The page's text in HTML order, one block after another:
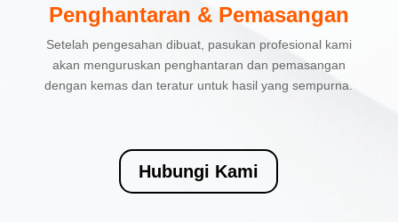
Penghantaran & Pemasangan
Setelah pengesahan dibuat, pasukan profesional kami
akan menguruskan penghantaran dan pemasangan
dengan kemas dan teratur untuk hasil yang sempurna.
Hubungi Kami